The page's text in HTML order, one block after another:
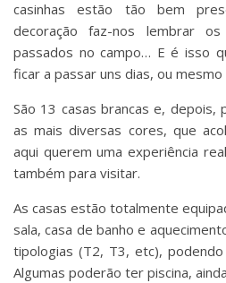
casinhas estão tão bem
decoração faz-nos lembrar
passados no campo… E é isso
ficar a passar uns dias, ou
São 13 casas brancas e, depois,
as mais diversas cores, que
aqui querem uma experiência
também para visitar.
As casas estão totalmente
sala, casa de banho e
tipologias (T2, T3, etc),
Algumas poderão ter piscina,